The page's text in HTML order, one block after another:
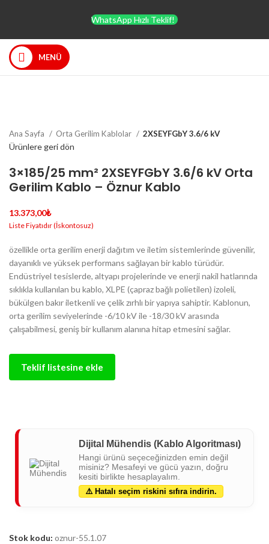
WhatsApp Hızlı Teklif!
MENÜ
Ana Sayfa Orta Gerilim Kablolar 2XSEYFGbY 3.6/6 kV
Ürünlere geri dön
3×185/25 mm² 2XSEYFGbY 3.6/6 kV Orta
Gerilim Kablo – Öznur Kablo
13.373,00₺
özellikle orta gerilim enerji dağıtım ve iletim sistemlerinde güvenilir,
dayanıklı ve yüksek performans sağlayan bir kablo türüdür.
Endüstriyel tesislerde, altyapı projelerinde ve enerji nakil hatlarında
sıklıkla kullanılan bu kablo, XLPE (çapraz bağlı polietilen) izoleli,
bükülgen bakır iletkenli ve çelik zırhlı bir yapıya sahiptir. Kablonun,
orta gerilim seviyelerinde -6/10 kV ile -18/30 kV arasında
çalışabilmesi, geniş bir kullanım alanına hitap etmesini sağlar.
Teklif listesine ekle
Dijital Mühendis (Kablo Algoritması)
Hangi ürünü seçeceğinizden emin değil
misiniz? Mesafeyi ve gücü yazın, doğru
kesiti birlikte hesaplayalım.
⚠️ Hatalı seçim riskini sıfıra indirin.
Stok kodu: oznur-55.1.07